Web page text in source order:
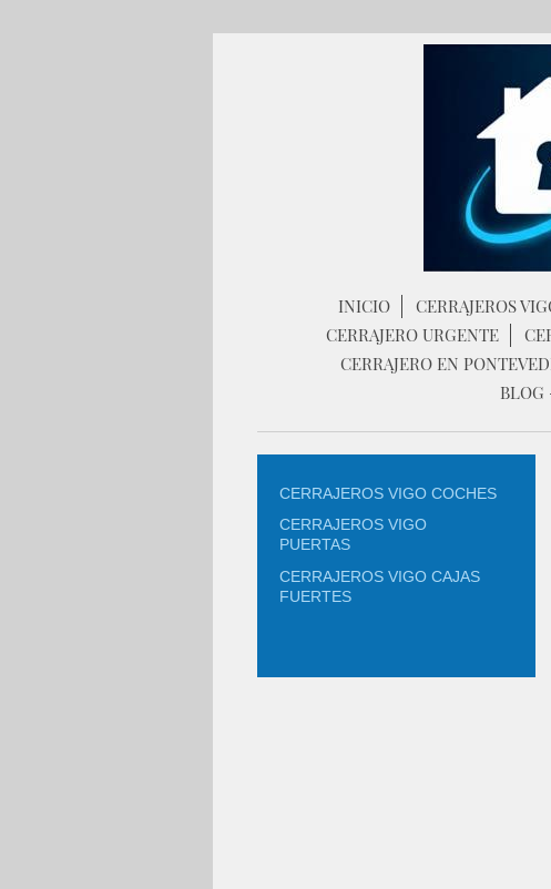
INICIO CERRAJEROS
CERRAJERO URGENTE
CERRAJERO EN
BLOG
CERRAJEROS VIGO COCHES
CERRAJEROS VIGO
PUERTAS
CERRAJEROS VIGO CAJAS
FUERTES